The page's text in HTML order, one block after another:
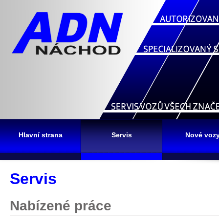
Hlavní strana Servis Nové
Servis
Nabízené práce